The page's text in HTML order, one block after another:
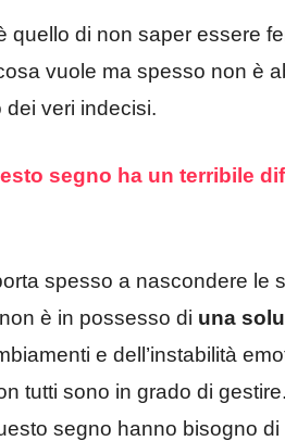
quello di non saper essere
vuole ma spesso non è
dei veri indecisi.
segno ha un terribile
spesso a nascondere le
è in possesso di una
e dell’instabilità
tutti sono in grado di
segno hanno bisogno